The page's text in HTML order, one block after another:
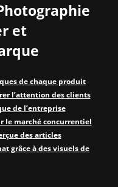
et
de chaque produit
l’attention des clients
de l’entreprise
le marché concurrentiel
des articles
grâce à des visuels de